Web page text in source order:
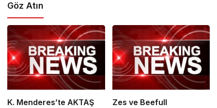
Göz Atın
K. Menderes’te AKTAŞ
Zes ve Beefull